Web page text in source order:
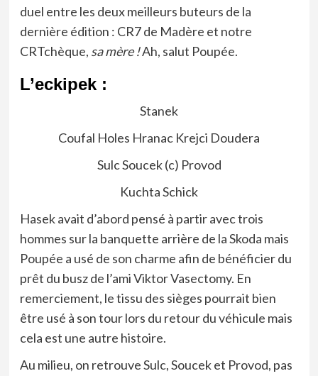
duel entre les deux meilleurs buteurs de la
dernière édition : CR7 de Madère et notre
CRTchèque, sa mère !Ah, salut Poupée.
L’eckipek :
Stanek
Coufal Holes Hranac Krejci Doudera
Sulc Soucek (c) Provod
Kuchta Schick
Hasek avait d’abord pensé à partir avec trois
hommes sur la banquette arrière de la Skoda mais
Poupée a usé de son charme afin de bénéficier du
prêt du busz de l’ami Viktor Vasectomy. En
remerciement, le tissu des sièges pourrait bien
être usé à son tour lors du retour du véhicule mais
cela est une autre histoire.
Au milieu, on retrouve Sulc, Soucek et Provod, pas